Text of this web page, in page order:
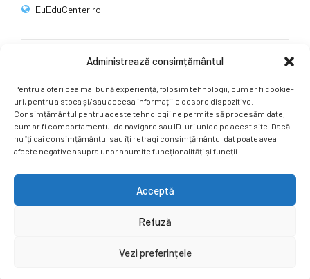
Administrează consimțământul
Pentru a oferi cea mai bună experiență, folosim tehnologii, cum ar fi cookie-
uri, pentru a stoca și/sau accesa informațiile despre dispozitive.
Consimțământul pentru aceste tehnologii ne permite să procesăm date,
cum ar fi comportamentul de navigare sau ID-uri unice pe acest site. Dacă
nu îți dai consimțământul sau îți retragi consimțământul dat poate avea
afecte negative asupra unor anumite funcționalități și funcții.
Acceptă
Refuză
Vezi preferințele
EuEduCenter.ro
Ne puteți găsi și pe rețelele sociale.